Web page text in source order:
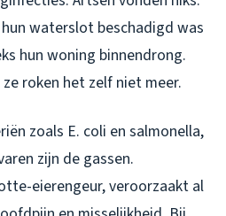
waterslot beschadigd was
hun woning binnendrong.
roken het zelf niet meer.
zoals E. coli en salmonella,
zijn de gassen.
eierengeur, veroorzaakt al